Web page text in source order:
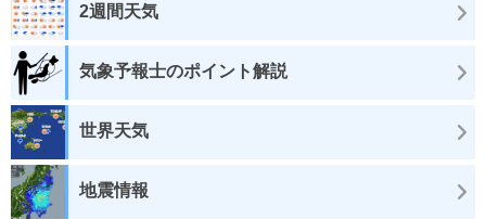
2週間天気
気象予報士のポイント解説
世界天気
地震情報